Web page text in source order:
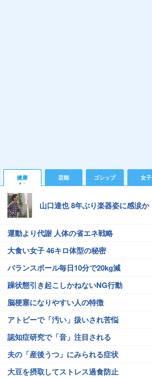
健康 芸能 ゴシップ 女子
山口達也 8年ぶり楽器姿に感涙か
運動より代謝 人体の省エネ戦略
大食い女子 46キロ体型の秘密
バランスボール毎日10分で20kg減
躁状態引き起こしかねないNG行動
脳梗塞になりやすい人の特徴
アトピーで「汚い」扱いされ苦悩
認知症研究で「音」注目される
夫の「産後うつ」にみられる症状
大豆を摂取してストレス過食防止